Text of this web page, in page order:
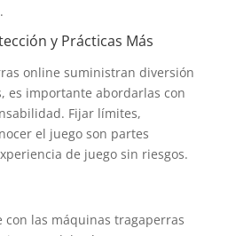
y Prácticas Más
online suministran diversión
es importante abordarlas con
Fijar límites,
el juego son partes
de juego sin riesgos.
con las máquinas tragaperras